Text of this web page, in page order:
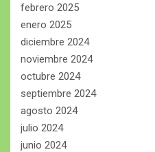
febrero 2025
enero 2025
diciembre 2024
noviembre 2024
octubre 2024
septiembre 2024
agosto 2024
julio 2024
junio 2024